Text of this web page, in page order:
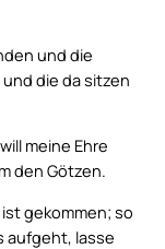
und die
die da sitzen
meine Ehre
den Götzen.
gekommen; so
aufgeht, lasse